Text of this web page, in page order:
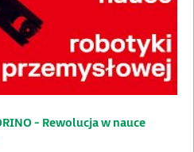
- Rewolucja w nauce